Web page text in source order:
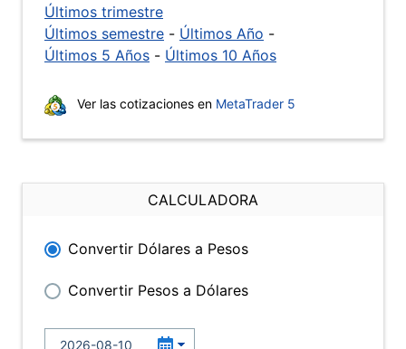
Últimos trimestre
Últimos semestre - Últimos Año -
Últimos 5 Años - Últimos 10 Años
Ver las cotizaciones en MetaTrader 5
CALCULADORA
Convertir Dólares a Pesos
Convertir Pesos a Dólares